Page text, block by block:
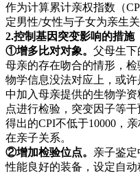
作为计算累计亲权指数（
定男性/女性与子女为亲生关
2.控制基因突变影响的措施
①增多比对对象。 父母生下
母亲的存在吻合的情形，
物学信息没法对应上，或
中加入母亲提供的生物学
点进行检验，突变因子等
得出的CPI不低于10000，
在亲子关系。
②增加检验位点。 亲子鉴
性能良好的装备，设定自